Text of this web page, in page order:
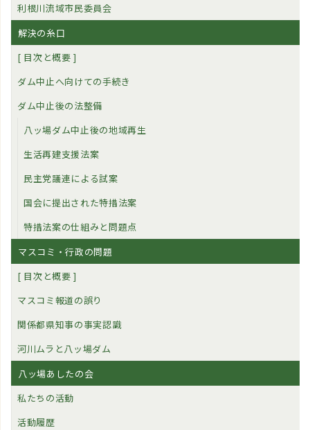
利根川流域市民委員会
解決の糸口
[ 目次と概要 ]
ダム中止へ向けての手続き
ダム中止後の法整備
八ッ場ダム中止後の地域再生
生活再建支援法案
民主党議連による試案
国会に提出された特措法案
特措法案の仕組みと問題点
マスコミ・行政の問題
[ 目次と概要 ]
マスコミ報道の誤り
関係都県知事の事実認識
河川ムラと八ッ場ダム
八ッ場あしたの会
私たちの活動
活動履歴